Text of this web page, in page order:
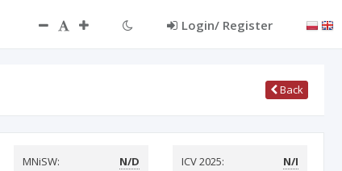
Login/ Register
Back
MNiSW: N/D ICV 2025: N/I